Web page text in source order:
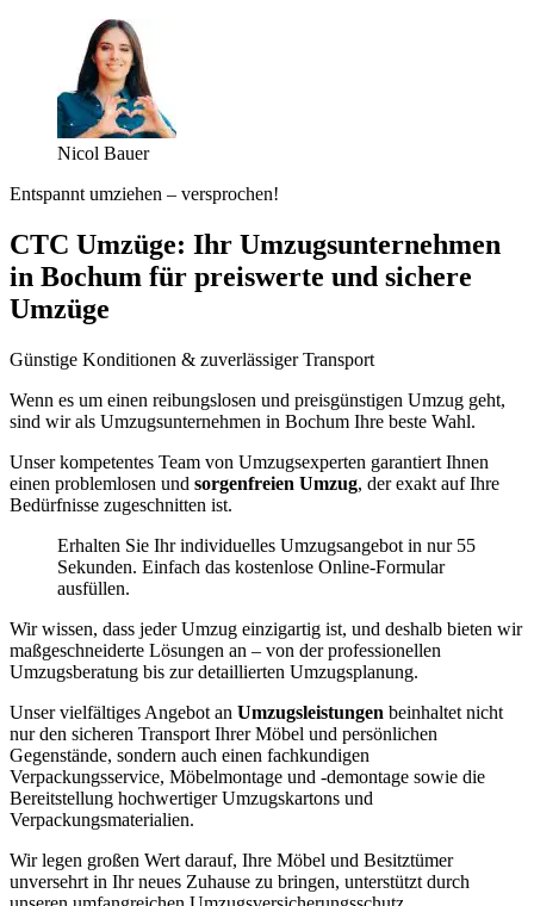
Nicol Bauer
Entspannt umziehen – versprochen!
CTC Umzüge: Ihr Umzugsunternehmen
in Bochum für preiswerte und sichere
Umzüge
Günstige Konditionen & zuverlässiger Transport
Wenn es um einen reibungslosen und preisgünstigen Umzug geht,
sind wir als Umzugsunternehmen in Bochum Ihre beste Wahl.
Unser kompetentes Team von Umzugsexperten garantiert Ihnen
einen problemlosen und sorgenfreien Umzug, der exakt auf Ihre
Bedürfnisse zugeschnitten ist.
Erhalten Sie Ihr individuelles Umzugsangebot in nur 55
Sekunden. Einfach das kostenlose Online-Formular
ausfüllen.
Wir wissen, dass jeder Umzug einzigartig ist, und deshalb bieten wir
maßgeschneiderte Lösungen an – von der professionellen
Umzugsberatung bis zur detaillierten Umzugsplanung.
Unser vielfältiges Angebot an Umzugsleistungen beinhaltet nicht
nur den sicheren Transport Ihrer Möbel und persönlichen
Gegenstände, sondern auch einen fachkundigen
Verpackungsservice, Möbelmontage und -demontage sowie die
Bereitstellung hochwertiger Umzugskartons und
Verpackungsmaterialien.
Wir legen großen Wert darauf, Ihre Möbel und Besitztümer
unversehrt in Ihr neues Zuhause zu bringen, unterstützt durch